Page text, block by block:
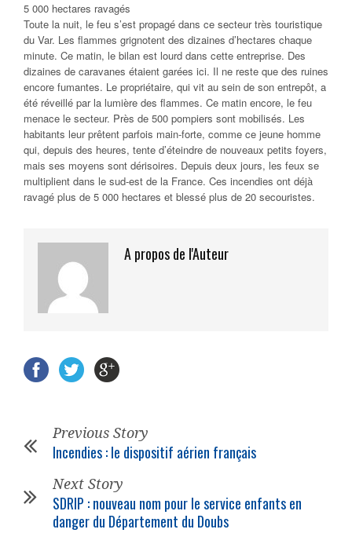
5 000 hectares ravagés
Toute la nuit, le feu s’est propagé dans ce secteur très touristique
du Var. Les flammes grignotent des dizaines d’hectares chaque
minute. Ce matin, le bilan est lourd dans cette entreprise. Des
dizaines de caravanes étaient garées ici. Il ne reste que des ruines
encore fumantes. Le propriétaire, qui vit au sein de son entrepôt, a
été réveillé par la lumière des flammes. Ce matin encore, le feu
menace le secteur. Près de 500 pompiers sont mobilisés. Les
habitants leur prêtent parfois main-forte, comme ce jeune homme
qui, depuis des heures, tente d’éteindre de nouveaux petits foyers,
mais ses moyens sont dérisoires. Depuis deux jours, les feux se
multiplient dans le sud-est de la France. Ces incendies ont déjà
ravagé plus de 5 000 hectares et blessé plus de 20 secouristes.
A propos de l'Auteur
Previous Story
Incendies : le dispositif aérien français
Next Story
SDRIP : nouveau nom pour le service enfants en
danger du Département du Doubs